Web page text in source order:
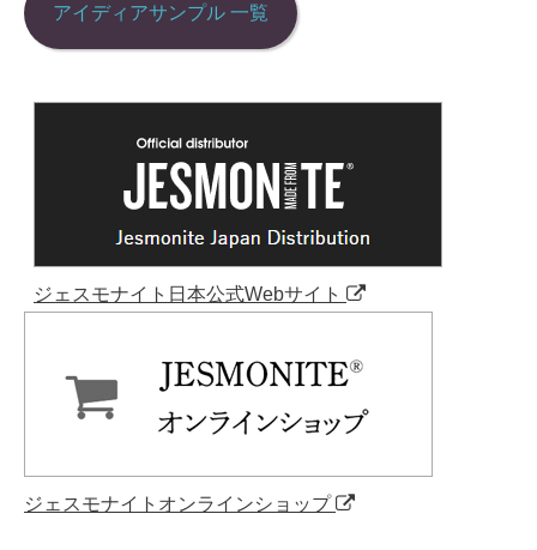
アイディアサンプル 一覧
ジェスモナイト日本公式Webサイト
ジェスモナイトオンラインショップ